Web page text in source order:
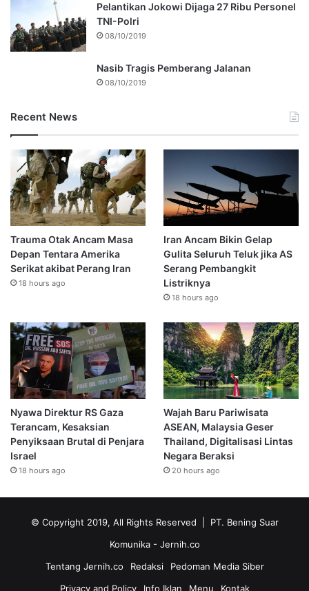
Pelantikan Jokowi Dijaga 27 Ribu Personel
TNI-Polri
08/10/2019
Nasib Tragis Pemberang Jalanan
08/10/2019
Recent News
Trauma Otak Ancam Masa
Depan Tentara Amerika
Serikat akibat Perang Iran
18 hours ago
Iran Ancam Bikin Gelap
Gulita Seluruh Teluk jika AS
Serang Pembangkit
Listriknya
18 hours ago
Nyawa Direktur RS Gaza
Terancam, Kesaksian
Penyiksaan Brutal di Penjara
Israel
18 hours ago
Wajah Baru Pariwisata
ASEAN, Malaysia Geser
Thailand, Digitalisasi Lintas
Negara Beraksi
20 hours ago
© Copyright 2019, All Rights Reserved | PT. Bening Suar
Komunika - Jernih.co
Tentang Jernih.co
Redaksi
Pedoman Media Siber
Privacy and Policy
Info Iklan Menu Kontak